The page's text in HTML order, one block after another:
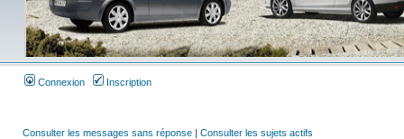
Connexion Inscription
Consulter les messages sans réponse | Consulter les sujets actifs